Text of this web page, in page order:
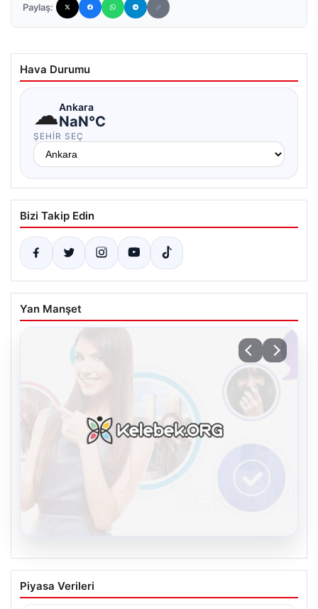
Paylaş:
Hava Durumu
☁Ankara
NaN°C
ŞEHIR SEÇ
Bizi Takip Edin
Yan Manşet
Kelebek.Org İle Sanal İletişimin Seviyeli
Adresi Ve Sohbet Deneyimi
Piyasa Verileri